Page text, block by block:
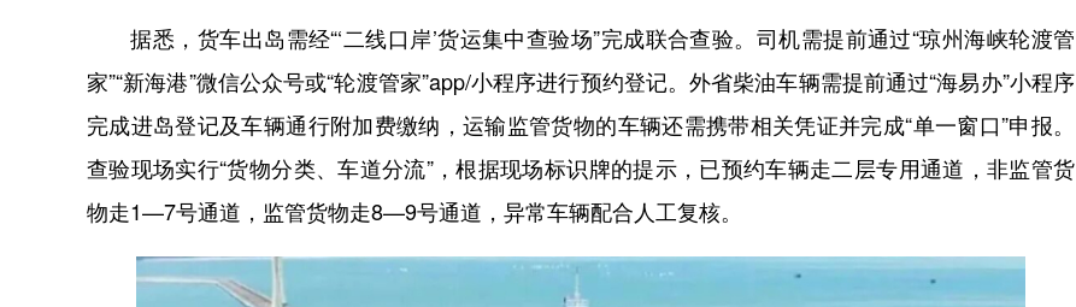
据悉，货车出岛需经“‘二线口岸’货运集中查验场”完成联合查验。司机需提前通过“琼州海峡轮渡管
家”“新海港”微信公众号或“轮渡管家”app/小程序进行预约登记。外省柴油车辆需提前通过“海易办”小程序
完成进岛登记及车辆通行附加费缴纳，运输监管货物的车辆还需携带相关凭证并完成“单一窗口”申报。
查验现场实行“货物分类、车道分流”，根据现场标识牌的提示，已预约车辆走二层专用通道，非监管货
物走1—7号通道，监管货物走8—9号通道，异常车辆配合人工复核。